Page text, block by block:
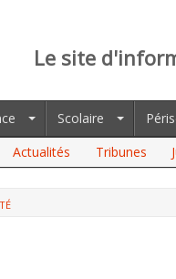
Le site
Scolaire
Actualités Tribunes